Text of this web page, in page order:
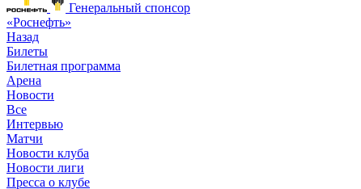
Генеральный спонсор
«Роснефть»
Назад
Билеты
Билетная программа
Арена
Новости
Все
Интервью
Матчи
Новости клуба
Новости лиги
Пресса о клубе